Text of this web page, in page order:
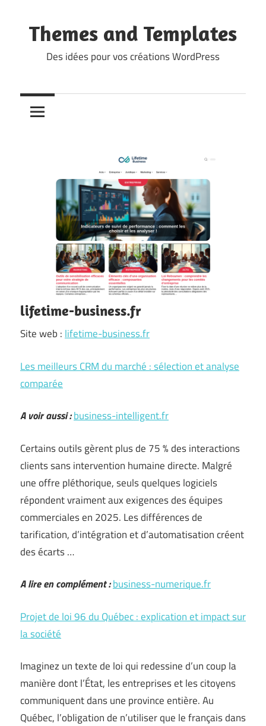
content
Themes and Templates
Des idées pour vos créations WordPress
lifetime-business.fr
Site web : lifetime-business.fr
Les meilleurs CRM du marché : sélection et analyse
comparée
A voir aussi :business-intelligent.fr
Certains outils gèrent plus de 75 % des interactions
clients sans intervention humaine directe. Malgré
une offre pléthorique, seuls quelques logiciels
répondent vraiment aux exigences des équipes
commerciales en 2025. Les différences de
tarification, d’intégration et d’automatisation créent
des écarts …
A lire en complément :business-numerique.fr
Projet de loi 96 du Québec : explication et impact sur
la société
Imaginez un texte de loi qui redessine d’un coup la
manière dont l’État, les entreprises et les citoyens
communiquent dans une province entière. Au
Québec, l’obligation de n’utiliser que le français dans